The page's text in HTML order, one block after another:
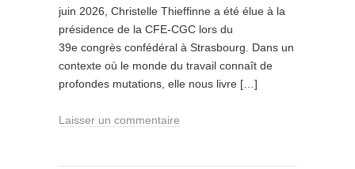
juin 2026, Christelle Thieffinne a été élue à la
présidence de la CFE-CGC lors du
39e congrès confédéral à Strasbourg. Dans un
contexte où le monde du travail connaît de
profondes mutations, elle nous livre […]
Laisser un commentaire